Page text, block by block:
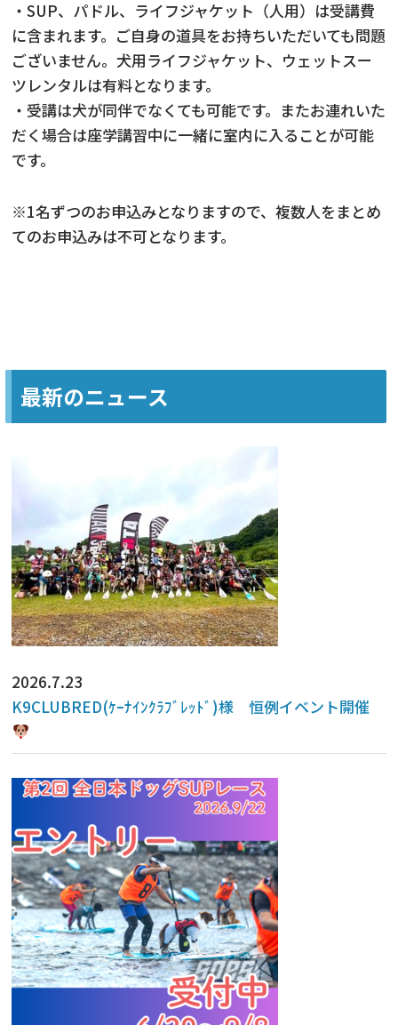
・SUP、パドル、ライフジャケット（人用）は受講費
に含まれます。ご自身の道具をお持ちいただいても問題
ございません。犬用ライフジャケット、ウェットスー
ツレンタルは有料となります。
・受講は犬が同伴でなくても可能です。またお連れいた
だく場合は座学講習中に一緒に室内に入ることが可能
です。
※1名ずつのお申込みとなりますので、複数人をまとめ
てのお申込みは不可となります。
最新のニュース
2026.7.23
K9CLUBRED(ｹｰﾅｲﾝｸﾗﾌﾞﾚｯﾄﾞ)様 恒例イベント開催